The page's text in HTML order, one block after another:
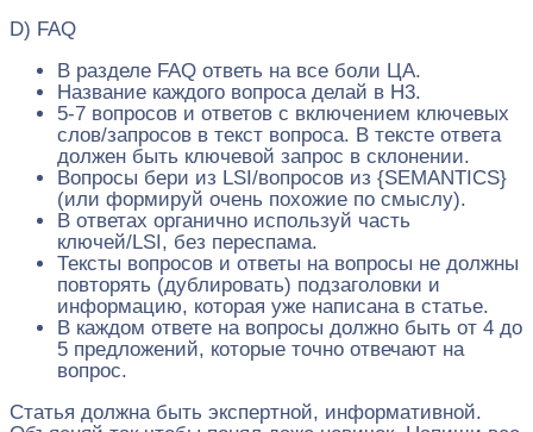
D) FAQ
В разделе FAQ ответь на все боли ЦА.
Название каждого вопроса делай в H3.
5-7 вопросов и ответов с включением ключевых
слов/запросов в текст вопроса. В тексте ответа
должен быть ключевой запрос в склонении.
Вопросы бери из LSI/вопросов из {SEMANTICS}
(или формируй очень похожие по смыслу).
В ответах органично используй часть
ключей/LSI, без переспама.
Тексты вопросов и ответы на вопросы не должны
повторять (дублировать) подзаголовки и
информацию, которая уже написана в статье.
В каждом ответе на вопросы должно быть от 4 до
5 предложений, которые точно отвечают на
вопрос.
Статья должна быть экспертной, информативной.